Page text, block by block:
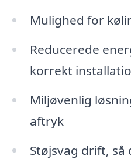
Mulighed for
Reducerede
korrekt
Miljøvenlig
aftryk
Støjsvag drift, så